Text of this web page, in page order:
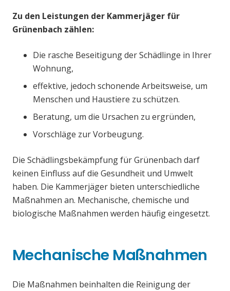
Zu den Leistungen der Kammerjäger für
Grünenbach zählen:
Die rasche Beseitigung der Schädlinge in Ihrer
Wohnung,
effektive, jedoch schonende Arbeitsweise, um
Menschen und Haustiere zu schützen.
Beratung, um die Ursachen zu ergründen,
Vorschläge zur Vorbeugung.
Die Schädlingsbekämpfung für Grünenbach darf
keinen Einfluss auf die Gesundheit und Umwelt
haben. Die Kammerjäger bieten unterschiedliche
Maßnahmen an. Mechanische, chemische und
biologische Maßnahmen werden häufig eingesetzt.
Mechanische Maßnahmen
Die Maßnahmen beinhalten die Reinigung der